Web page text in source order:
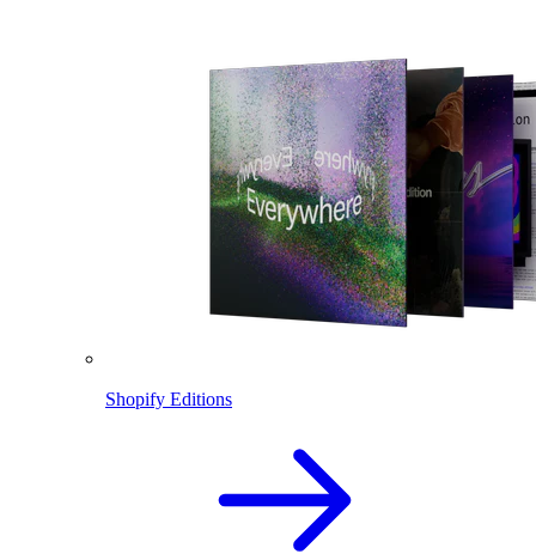
Shopify Editions